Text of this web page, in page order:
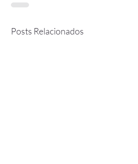
Posts Relacionados